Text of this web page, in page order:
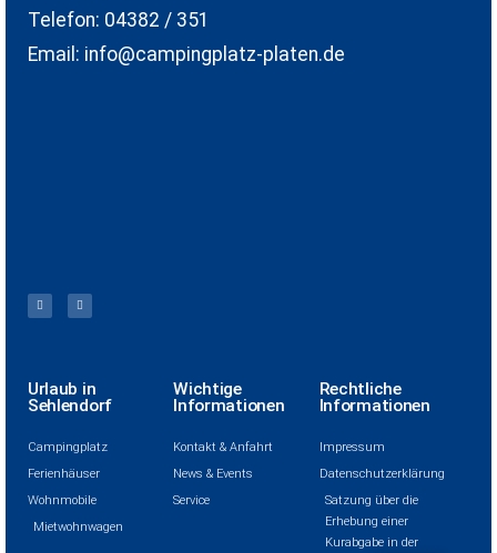
Telefon: 04382 / 351
Email: info@campingplatz-platen.de
Urlaub in
Sehlendorf
Campingplatz
Ferienhäuser
Wohnmobile
Mietwohnwagen
Wichtige
Informationen
Kontakt & Anfahrt
News & Events
Service
Rechtliche
Informationen
Impressum
Datenschutzerklärung
Satzung über die
Erhebung einer
Kurabgabe in der